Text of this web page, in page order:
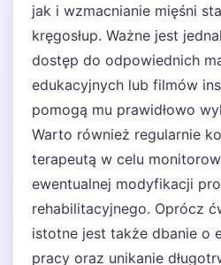
jak i wzmacnianie mięśni
kręgosłup. Ważne jest
dostęp do odpowiednich
edukacyjnych lub filmów
pomogą mu prawidłowo
Warto również regularnie
terapeutą w celu
ewentualnej modyfikacji
rehabilitacyjnego. Oprócz
istotne jest także dbanie o
pracy oraz unikanie